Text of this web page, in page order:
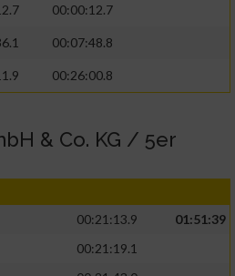
00:00:12.7
00:07:48.8
00:26:00.8
& Co. KG / 5er
00:21:13.9
01:51:39
00:21:19.1